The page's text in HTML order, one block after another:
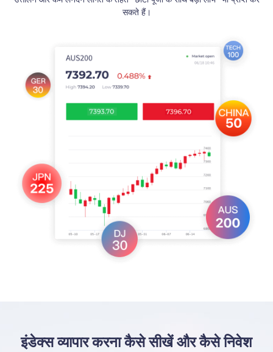
सकते हैं।
इंडेक्स व्यापार करना कैसे सीखें और कैसे निवेश